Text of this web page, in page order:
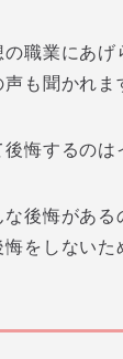
職業にあ
も聞かれま
悔するのは
後悔があ
をしないた